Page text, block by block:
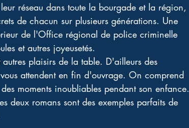
réseau dans toute la bourgade et la région,
de chacun sur plusieurs générations. Une
de l'Office régional de police criminelle
et autres joyeusetés.
plaisirs de la table. D'ailleurs des
attendent en fin d'ouvrage. On comprend
moments inoubliables pendant son enfance.
deux romans sont des exemples parfaits de